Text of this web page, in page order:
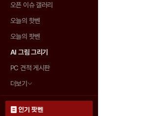
오픈 이슈 갤러리
오늘의 핫벤
오늘의 팟벤
AI 그림 그리기
PC 견적 게시판
더보기
인기 팟벤